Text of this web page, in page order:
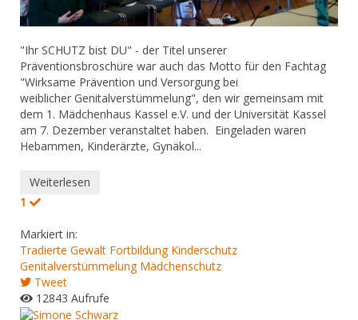
​"Ihr SCHUTZ bist DU" - der Titel unserer
Präventionsbroschüre war auch das Motto für den Fachtag
"Wirksame Prävention und Versorgung bei
weiblicher Genitalverstümmelung", den wir gemeinsam mit
dem 1. Mädchenhaus Kassel e.V. und der Universität Kassel
am 7. Dezember veranstaltet haben. Eingeladen waren
Hebammen, Kinderärzte, Gynäkol...
Weiterlesen
1
Markiert in:
Tradierte Gewalt Fortbildung Kinderschutz
Genitalverstümmelung Mädchenschutz
Tweet
12843 Aufrufe